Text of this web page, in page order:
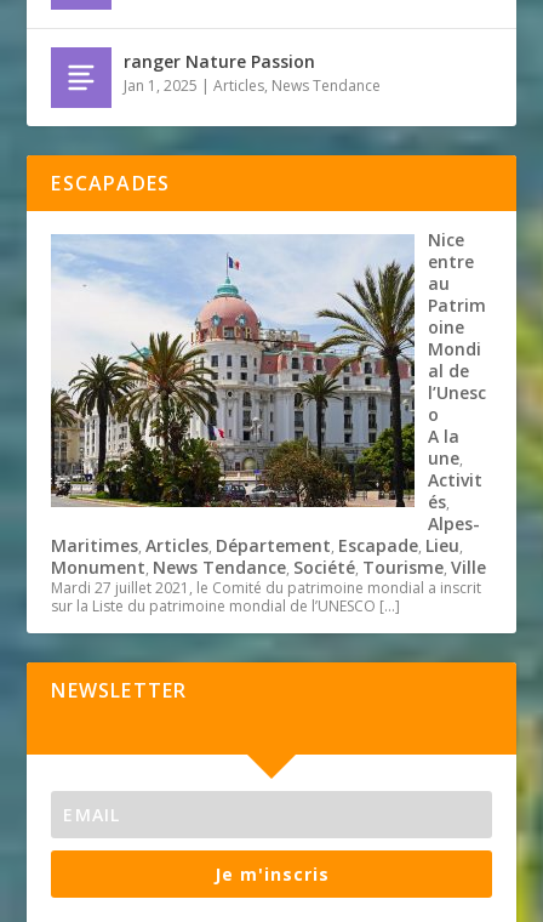
ranger Nature Passion
Jan 1, 2025 |Articles, News Tendance
ESCAPADES
Nice
entre
au
Patrim
oine
Mondi
al de
l’Unesc
o
A la
une,
Activit
és,
Alpes-
Maritimes,Articles, Département, Escapade, Lieu,
Monument, News Tendance, Société, Tourisme,Ville
Mardi 27 juillet 2021, le Comité du patrimoine mondial a inscrit
sur la Liste du patrimoine mondial de l’UNESCO […]
NEWSLETTER
Je m'inscris